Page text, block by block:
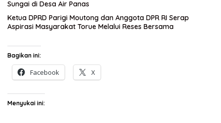
Sungai di Desa Air Panas
Ketua DPRD Parigi Moutong dan Anggota DPR RI Serap
Aspirasi Masyarakat Torue Melalui Reses Bersama
Bagikan ini:
Facebook X
Menyukai ini: